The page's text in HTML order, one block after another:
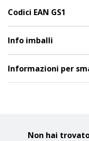
Codici EAN GS1
Info imballi
Informazioni per
Non hai